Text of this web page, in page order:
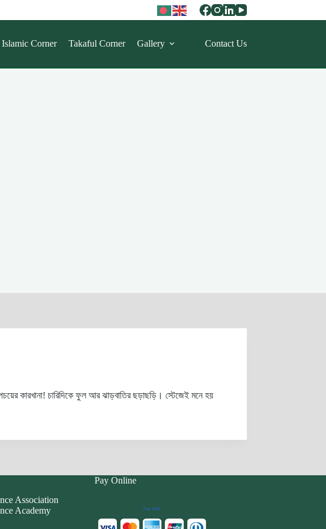
Islamic Corner Takaful Corner Gallery Contact Us
কারখানা! চারিদিকে ফুল আর ঝাড়বাতির ছড়াছড়ি। স্টেজেই মনে হয়
Association
Academy
Pay Online